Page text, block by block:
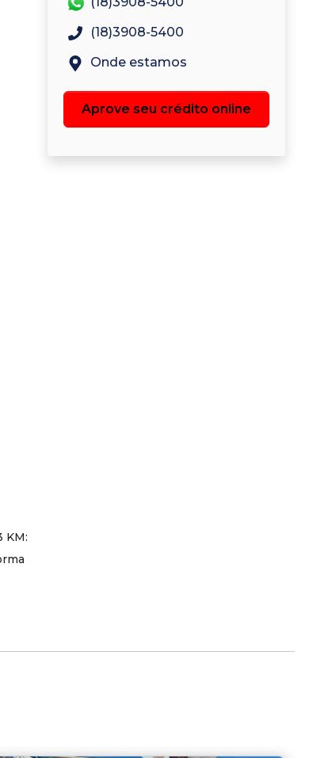
KM:
(18)3908-5400
Onde estamos
Aprove seu crédito online